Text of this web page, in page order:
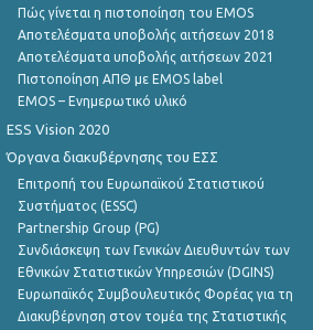
Πώς γίνεται η πιστοποίηση του EMOS
Αποτελέσματα υποβολής αιτήσεων 2018
Αποτελέσματα υποβολής αιτήσεων 2021
Πιστοποίηση ΑΠΘ με EMOS label
EMOS – Ενημερωτικό υλικό
ESS Vision 2020
Όργανα διακυβέρνησης του ΕΣΣ
Επιτροπή του Ευρωπαϊκού Στατιστικού
Συστήματος (ESSC)
Partnership Group (PG)
Συνδιάσκεψη των Γενικών Διευθυντών των
Εθνικών Στατιστικών Υπηρεσιών (DGINS)
Ευρωπαϊκός Συμβουλευτικός Φορέας για τη
Διακυβέρνηση στον τομέα της Στατιστικής